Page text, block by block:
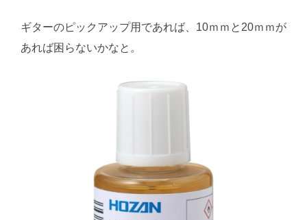
ギターのピックアップ用であれば、10ｍｍと20ｍｍが
あれば困らないかなと。